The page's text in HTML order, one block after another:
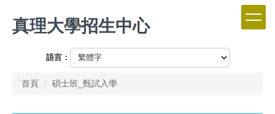
到
主真理大學招生中心
語言：
首頁 碩士班_甄試入學